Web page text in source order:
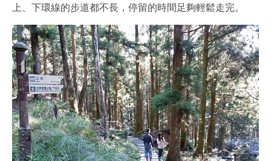
上、下環線的步道都不長，停留的時間足夠輕鬆走完。